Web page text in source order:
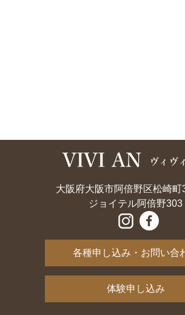
大阪府大阪市阿倍野区松崎町
ジョイテル阿倍野303
各種申し込み・お問い合
体験申し込み